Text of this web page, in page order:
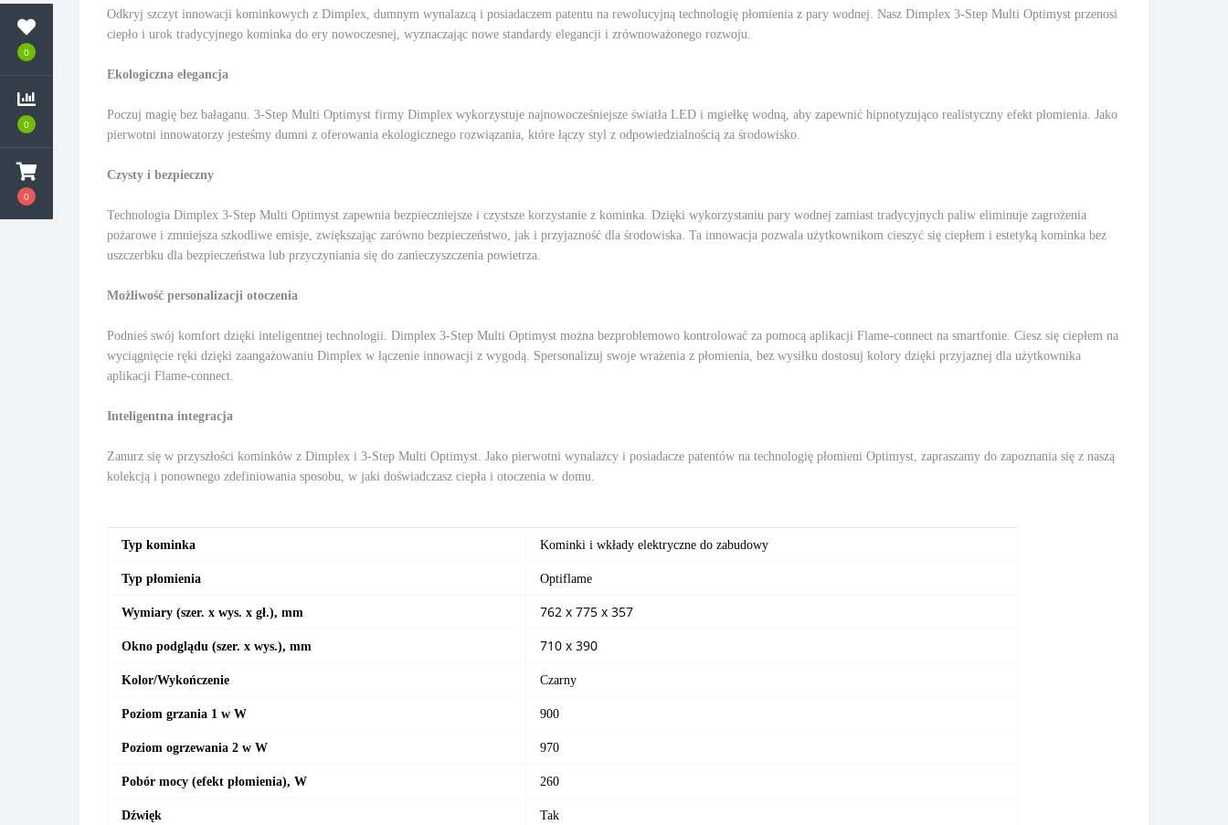
0
0
0
Odkryj szczyt innowacji kominkowych z Dimplex, dumnym wynalazcą i posiadaczem patentu na rewolucyjną technologię płomienia z pary wodnej. Nasz Dimplex 3-Step Multi Optimyst przenosi
ciepło i urok tradycyjnego kominka do ery nowoczesnej, wyznaczając nowe standardy elegancji i zrównoważonego rozwoju.
Ekologiczna elegancja
Poczuj magię bez bałaganu. 3-Step Multi Optimyst firmy Dimplex wykorzystuje najnowocześniejsze światła LED i mgiełkę wodną, ​​aby zapewnić hipnotyzująco realistyczny efekt płomienia. Jako
pierwotni innowatorzy jesteśmy dumni z oferowania ekologicznego rozwiązania, które łączy styl z odpowiedzialnością za środowisko.
Czysty i bezpieczny
Technologia Dimplex 3-Step Multi Optimyst zapewnia bezpieczniejsze i czystsze korzystanie z kominka. Dzięki wykorzystaniu pary wodnej zamiast tradycyjnych paliw eliminuje zagrożenia
pożarowe i zmniejsza szkodliwe emisje, zwiększając zarówno bezpieczeństwo, jak i przyjazność dla środowiska. Ta innowacja pozwala użytkownikom cieszyć się ciepłem i estetyką kominka bez
uszczerbku dla bezpieczeństwa lub przyczyniania się do zanieczyszczenia powietrza.
Możliwość personalizacji otoczenia
Podnieś swój komfort dzięki inteligentnej technologii. Dimplex 3-Step Multi Optimyst można bezproblemowo kontrolować za pomocą aplikacji Flame-connect na smartfonie. Ciesz się ciepłem na
wyciągnięcie ręki dzięki zaangażowaniu Dimplex w łączenie innowacji z wygodą. Spersonalizuj swoje wrażenia z płomienia, bez wysiłku dostosuj kolory dzięki przyjaznej dla użytkownika
aplikacji Flame-connect.
Inteligentna integracja
Zanurz się w przyszłości kominków z Dimplex i 3-Step Multi Optimyst. Jako pierwotni wynalazcy i posiadacze patentów na technologię płomieni Optimyst, zapraszamy do zapoznania się z naszą
kolekcją i ponownego zdefiniowania sposobu, w jaki doświadczasz ciepła i otoczenia w domu.
Typ kominka Kominki i wkłady elektryczne do zabudowy
Typ płomienia Optiflame
Wymiary (szer. x wys. x gł.), mm 762 x 775 x 357
Okno podglądu (szer. x wys.), mm 710 x 390
Kolor/Wykończenie Czarny
Poziom grzania 1 w W 900
Poziom ogrzewania 2 w W 970
Pobór mocy (efekt płomienia), W 260
Dźwięk Tak